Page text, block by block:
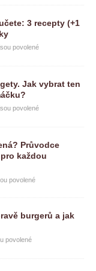
3 recepty (+1
povolené
Jak vybrat ten
povolené
Průvodce
každou
povolené
burgerů a jak
povolené